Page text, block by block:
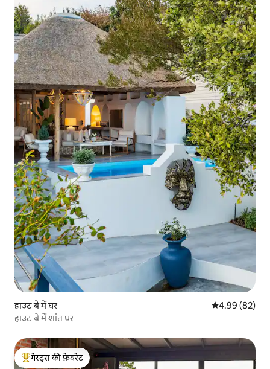
हाउट बे में घर औसत रेटिंग 5 में
4.99 (82)
हाउट बे में शांत घर
गेस्ट्स का टॉप फ़ेवरेट
गेस्ट्स की फ़ेवरेट